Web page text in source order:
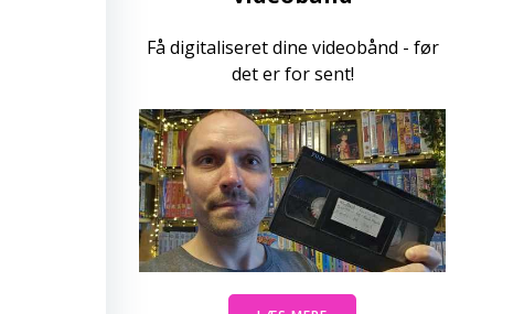
Få digitaliseret dine videobånd - før
det er for sent!